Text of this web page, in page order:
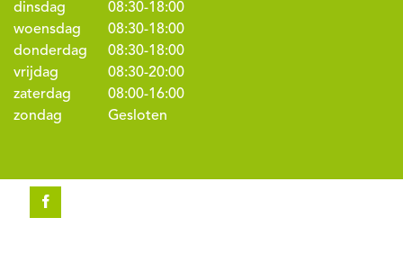
dinsdag
08:30-18:00
woensdag
08:30-18:00
donderdag
08:30-18:00
vrijdag
08:30-20:00
zaterdag
08:00-16:00
zondag
Gesloten